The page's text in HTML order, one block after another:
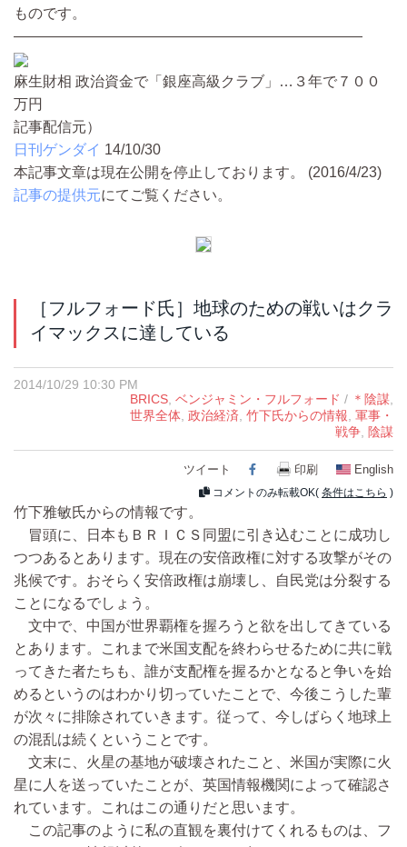
ものです。
————————————————————————
麻生財相 政治資金で「銀座高級クラブ」…３年で７００
万円
記事配信元）
日刊ゲンダイ 14/10/30
本記事文章は現在公開を停止しております。 (2016/4/23)
記事の提供元にてご覧ください。
［フルフォード氏］地球のための戦いはクラ
イマックスに達している
2014/10/29 10:30 PM
BRICS ベンジャミン・フルフォード / ＊陰謀
世界全体 政治経済 竹下氏からの情報 軍事・
戦争 陰謀
ツイート Facebook
印刷 English
コメントのみ転載OK( 条件はこちら )
竹下雅敏氏からの情報です。
冒頭に、日本もＢＲＩＣＳ同盟に引き込むことに成功し
つつあるとあります。現在の安倍政権に対する攻撃がその
兆候です。おそらく安倍政権は崩壊し、自民党は分裂する
ことになるでしょう。
文中で、中国が世界覇権を握ろうと欲を出してきている
とあります。これまで米国支配を終わらせるために共に戦
ってきた者たちも、誰が支配権を握るかとなると争いを始
めるというのはわかり切っていたことで、今後こうした輩
が次々に排除されていきます。従って、今しばらく地球上
の混乱は続くということです。
文末に、火星の基地が破壊されたこと、米国が実際に火
星に人を送っていたことが、英国情報機関によって確認さ
れています。これはこの通りだと思います。
この記事のように私の直観を裏付けてくれるものは、フ